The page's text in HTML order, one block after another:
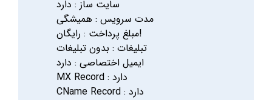
سایت ساز : دارد
مدت سرویس : همیشگی
مبلغ پرداخت : رایگان!
تبلیغات : بدون تبلیغات
ایمیل اختصاصی : دارد
MX Record : دارد
CName Record : دارد